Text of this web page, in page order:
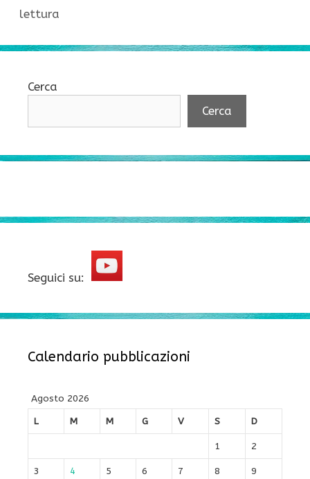
lettura
Cerca
Cerca
Seguici su:
Calendario pubblicazioni
Agosto 2026
L
M M G V S D
1 2
3 4 5 6 7 8 9